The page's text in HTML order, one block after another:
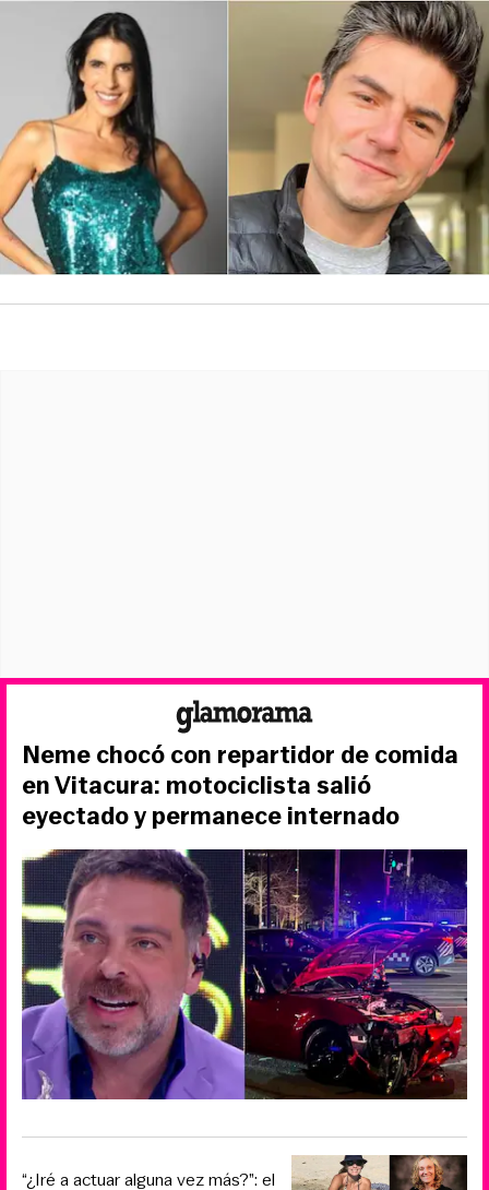
Neme chocó con repartidor de comida
en Vitacura: motociclista salió
eyectado y permanece internado
“¿Iré a actuar alguna vez más?”: el